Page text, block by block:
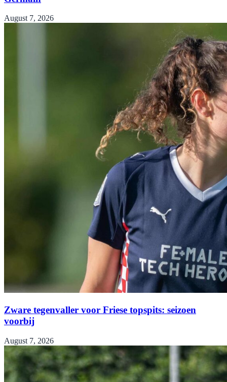
August 7, 2026
Zware tegenvaller voor Friese topspits: seizoen
voorbij
August 7, 2026